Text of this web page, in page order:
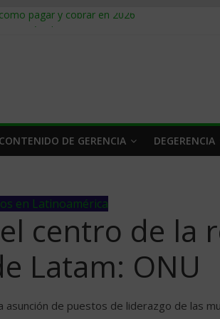
pagar y cobrar en 2026
de suministro: qué hacer
segmentarlo y venderle
CONTENIDO DE GERENCIA DEGERENCIA
en Latinoamérica
centro de la
Latam: ONU
asunción de puestos de liderazgo de las